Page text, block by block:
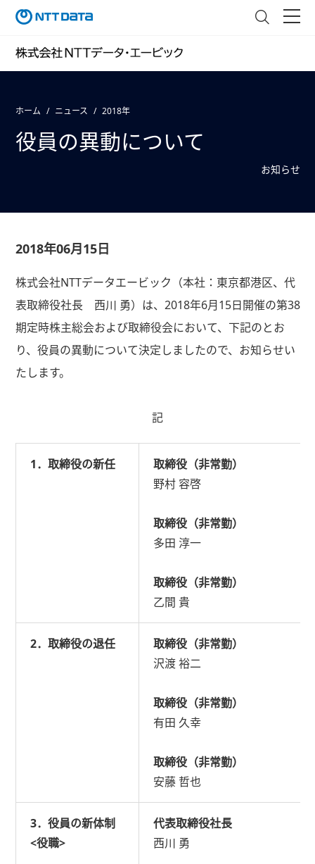
ホーム ニュース 2018年
役員の異動について
お知らせ
2018年06月15日
株式会社NTTデータエービック（本社：東京都港区、代
表取締役社長 西川 勇）は、2018年6月15日開催の第38
期定時株主総会および取締役会において、下記のとお
り、役員の異動について決定しましたので、お知らせい
たします。
記
1．取締役の新任
取締役（非常勤）
野村 容啓
取締役（非常勤）
多田 淳一
取締役（非常勤）
乙間 貴
2．取締役の退任
取締役（非常勤）
沢渡 裕二
取締役（非常勤）
有田 久幸
取締役（非常勤）
安藤 哲也
3．役員の新体制
<役職>
代表取締役社長
西川 勇